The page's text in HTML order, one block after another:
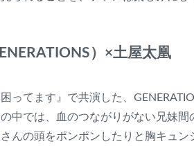
）×土屋太凰
ってます』で共演した、
中では、血のつながりがない兄妹
んの頭をポンポンしたりと胸キュン